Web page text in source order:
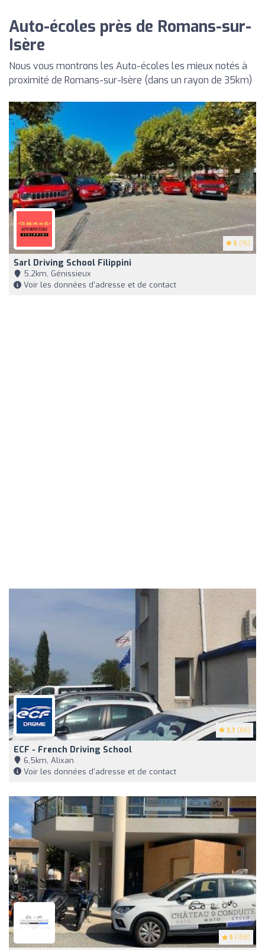
Auto-écoles près de Romans-sur-
Isère
Nous vous montrons les Auto-écoles les mieux notés à
proximité de Romans-sur-Isère (dans un rayon de 35km)
5 (15)
Sarl Driving School Filippini
5,2km, Génissieux
Voir les données d'adresse et de contact
3.7 (86)
ECF - French Driving School
6,5km, Alixan
Voir les données d'adresse et de contact
5 (158)